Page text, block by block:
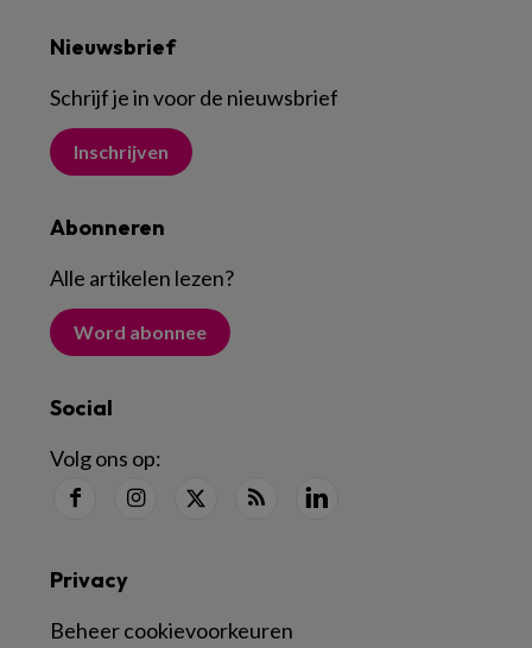
Nieuwsbrief
Schrijf je in voor de nieuwsbrief
Inschrijven
Abonneren
Alle artikelen lezen?
Word abonnee
Social
Volg ons op:
Privacy
Beheer cookievoorkeuren